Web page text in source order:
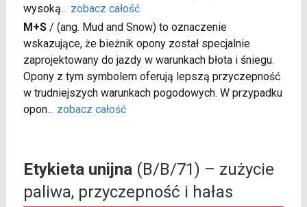
wysoką... zobacz całość
M+S/ (ang. Mud and Snow) to oznaczenie
wskazujące, że bieżnik opony został specjalnie
zaprojektowany do jazdy w warunkach błota i śniegu.
Opony z tym symbolem oferują lepszą przyczepność
w trudniejszych warunkach pogodowych. W przypadku
opon... zobacz całość
Etykieta unijna(B/B/71) – zużycie
paliwa, przyczepność i hałas